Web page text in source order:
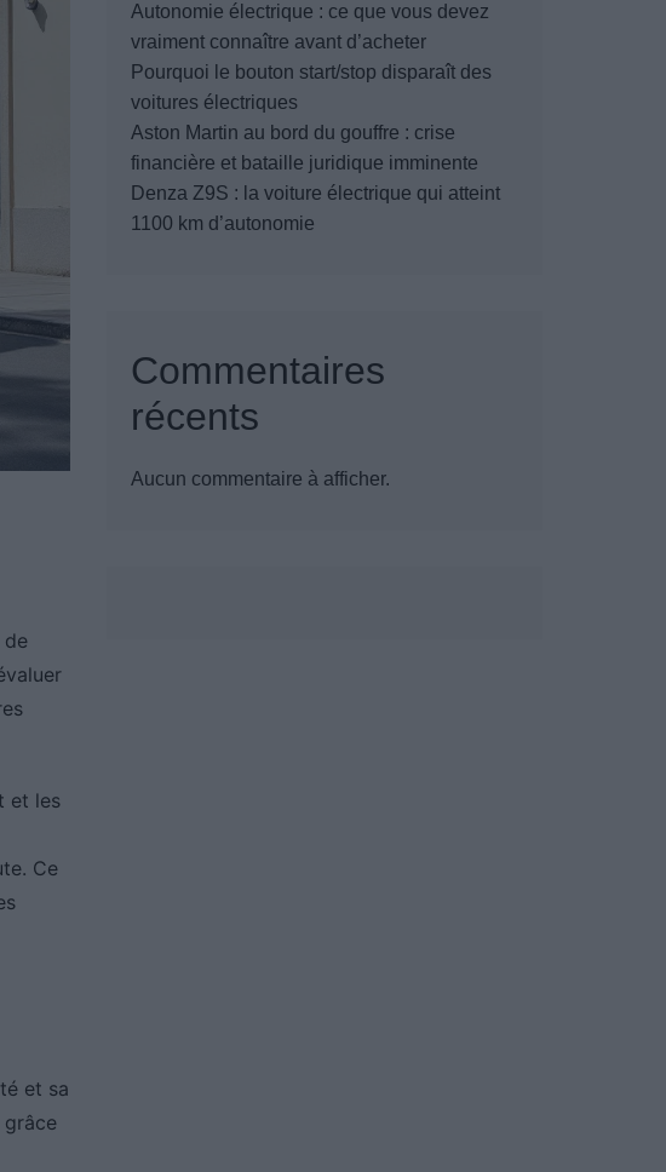
de
et les
Ce
et sa
Autonomie électrique : ce que vous devez
vraiment connaître avant d’acheter
Pourquoi le bouton start/stop disparaît des
voitures électriques
Aston Martin au bord du gouffre : crise
financière et bataille juridique imminente
Denza Z9S : la voiture électrique qui atteint
1100 km d’autonomie
Commentaires
récents
Aucun commentaire à afficher.